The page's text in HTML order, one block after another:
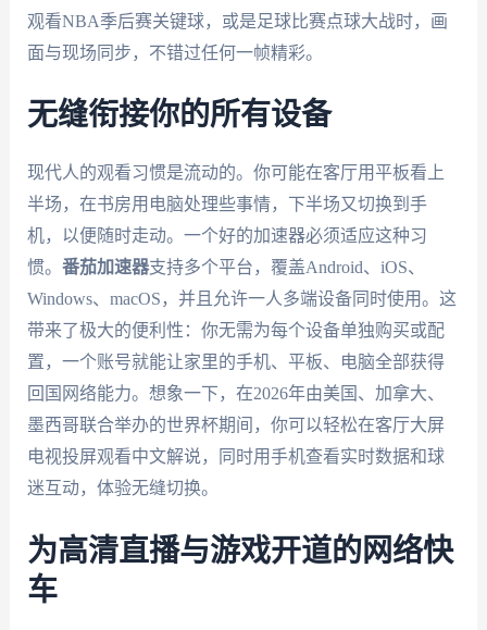
观看NBA季后赛关键球，或是足球比赛点球大战时，画
面与现场同步，不错过任何一帧精彩。
无缝衔接你的所有设备
现代人的观看习惯是流动的。你可能在客厅用平板看上
半场，在书房用电脑处理些事情，下半场又切换到手
机，以便随时走动。一个好的加速器必须适应这种习
惯。 番茄加速器支持多个平台，覆盖Android、iOS、
Windows、macOS，并且允许一人多端设备同时使用。这
带来了极大的便利性：你无需为每个设备单独购买或配
置，一个账号就能让家里的手机、平板、电脑全部获得
回国网络能力。想象一下，在2026年由美国、加拿大、
墨西哥联合举办的世界杯期间，你可以轻松在客厅大屏
电视投屏观看中文解说，同时用手机查看实时数据和球
迷互动，体验无缝切换。
为高清直播与游戏开道的网络快
车